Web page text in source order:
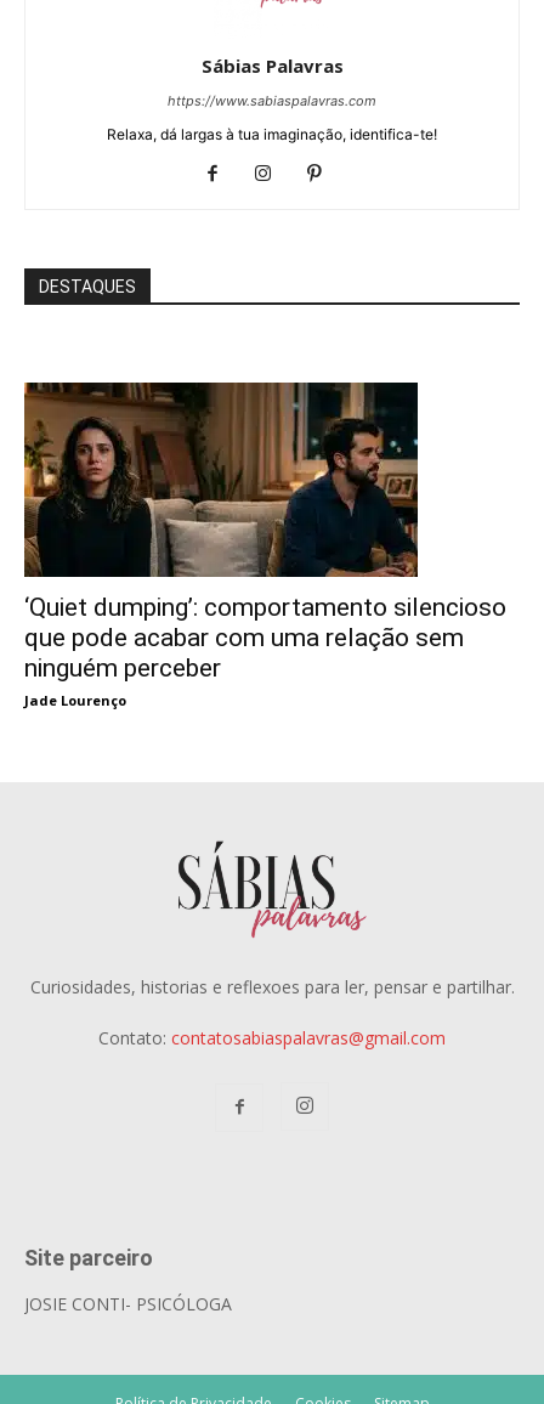
Sábias Palavras
https://www.sabiaspalavras.com
Relaxa, dá largas à tua imaginação, identifica-te!
DESTAQUES
‘Quiet dumping’: comportamento silencioso
que pode acabar com uma relação sem
ninguém perceber
Jade Lourenço
Curiosidades, historias e reflexoes para ler, pensar e partilhar.
Contato: contatosabiaspalavras@gmail.com
Site parceiro
JOSIE CONTI- PSICÓLOGA